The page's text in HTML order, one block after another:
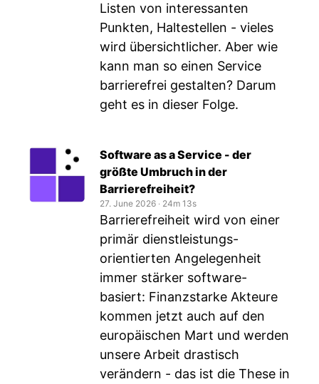
Listen von interessanten
Punkten, Haltestellen - vieles
wird übersichtlicher. Aber wie
kann man so einen Service
barrierefrei gestalten? Darum
geht es in dieser Folge.
Software as a Service - der
größte Umbruch in der
Barrierefreiheit?
27. June 2026 ‧ 24m 13s
Barrierefreiheit wird von einer
primär dienstleistungs-
orientierten Angelegenheit
immer stärker software-
basiert: Finanzstarke Akteure
kommen jetzt auch auf den
europäischen Mart und werden
unsere Arbeit drastisch
verändern - das ist die These in